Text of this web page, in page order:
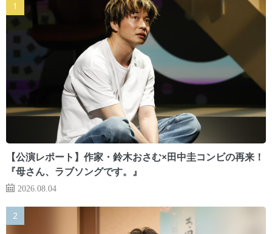
【公演レポート】作家・鈴木おさむ×田中圭コンビの再来！
『母さん、ラブソングです。』
2026.08.04